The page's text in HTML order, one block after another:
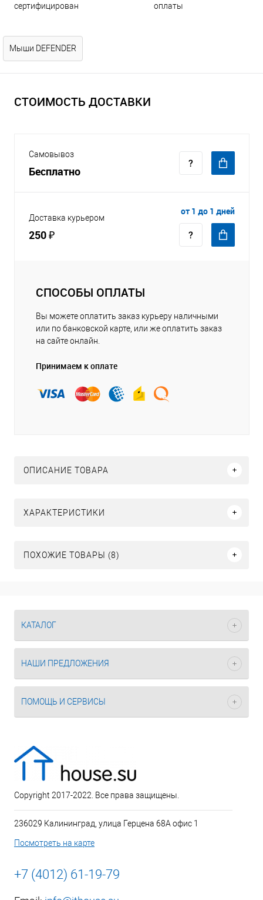
сертифицирован
оплаты
Мыши DEFENDER
СТОИМОСТЬ ДОСТАВКИ
Самовывоз
Бесплатно
Доставка курьером
250 ₽
от 1 до 1 дней
СПОСОБЫ ОПЛАТЫ
Вы можете оплатить заказ курьеру наличными
или по банковской карте, или же оплатить заказ
на сайте онлайн.
Принимаем к оплате
ОПИСАНИЕ ТОВАРА
ХАРАКТЕРИСТИКИ
ПОХОЖИЕ ТОВАРЫ (8)
КАТАЛОГ
НАШИ ПРЕДЛОЖЕНИЯ
ПОМОЩЬ И СЕРВИСЫ
Copyright 2017-2022. Все права защищены.
236029 Калининград, улица Герцена 68А офис 1
Посмотреть на карте
+7 (4012) 61-19-79